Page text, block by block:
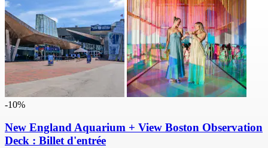
-10%
New England Aquarium + View Boston Observation
Deck : Billet d'entrée